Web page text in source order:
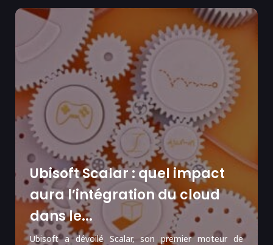
Ubisoft Scalar : quel impact
aura l’intégration du cloud
dans le...
Ubisoft a dévoilé Scalar, son premier moteur de